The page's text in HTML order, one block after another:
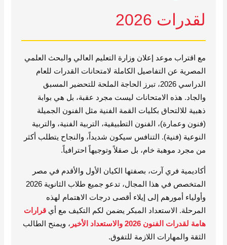
لقدرات 2026
مع اقتراب موعد إعلان وزارة التعليم العالي والبحث العلمي
المصرية عن التفاصيل الكاملة لامتحانات القدرات للعام
الدراسي 2026، تبرز الحاجة الملحة للتحضير المسبق
والجاد. هذه الامتحانات ليست مجرد عقبة، بل هي بوابة
ذهبية للالتحاق بكليات القمة الفنية مثل الفنون الجميلة
(فنون وعمارة)، الفنون التطبيقية، التربية الفنية، والتربية
النوعية (فنية). التنافس سيكون شديداً، والنجاح يتطلب أكثر
من مجرد موهبة خام، بل صقلاً وتوجيهاً احترافياً.
أكاديمية فري آرت، بصفتها الكيان الأول والأقدم في مصر
المتخصص في هذا المجال، تدعو جميع طلاب الثانوية 2026
وأولياء أمورهم إلى إيلاء أقصى درجات الاهتمام لهذه
المرحلة. الاستعداد المبكر يضمن لكم التكيف مع أيقرارات
هامة لقدرات الفنون 2026 والاستعداد الأخير
، ويمنح الطالب
الثقة والمهارات اللازمة للتفوق.